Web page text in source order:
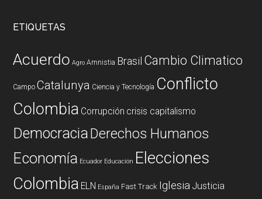
ETIQUETAS
Acuerdo Agro Amnistia Brasil Cambio Climatico
Campo Catalunya Ciencia y Tecnología Conflicto
Colombia Corrupción crisis capitalismo
DemocraciaDerechos Humanos
Economía Ecuador Educación Elecciones
Colombia ELN España Fast Track Iglesia Justicia